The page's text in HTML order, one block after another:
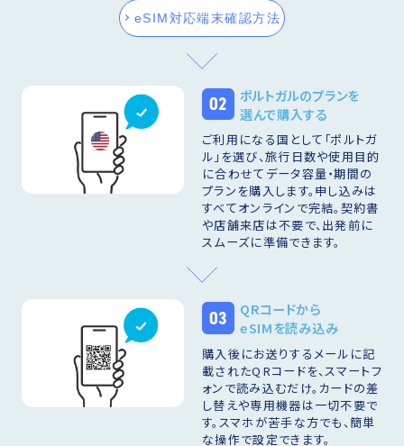
eSIM対応端末確認方法
02
ポルトガルのプランを
選んで購入する
ご利用になる国として「ポルトガ
ル」を選び、旅行日数や使用目的
に合わせてデータ容量・期間の
プランを購入します。申し込みは
すべてオンラインで完結。契約書
や店舗来店は不要で、出発前に
スムーズに準備できます。
03
QRコードから
eSIMを読み込み
購入後にお送りするメールに記
載されたQRコードを、スマートフ
ォンで読み込むだけ。カードの差
し替えや専用機器は一切不要で
す。スマホが苦手な方でも、簡単
な操作で設定できます。